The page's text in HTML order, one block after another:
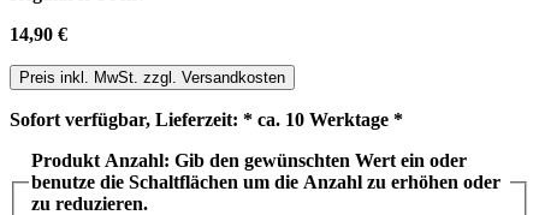
14,90 €
Preis inkl. MwSt. zzgl. Versandkosten
Sofort verfügbar, Lieferzeit: * ca. 10 Werktage *
Produkt Anzahl: Gib den gewünschten Wert ein oder
benutze die Schaltflächen um die Anzahl zu erhöhen oder
zu reduzieren.